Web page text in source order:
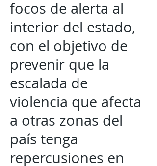
focos de alerta al
interior del estado,
con el objetivo de
prevenir que la
escalada de
violencia que afecta
a otras zonas del
país tenga
repercusiones en